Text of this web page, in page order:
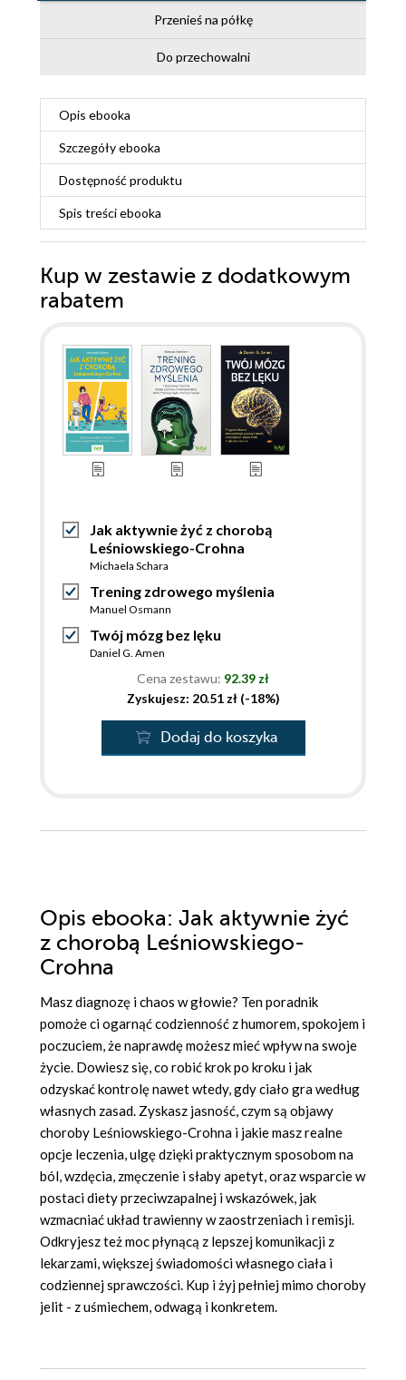
Przenieś na półkę
Do przechowalni
Opis ebooka
Szczegółyebooka
Dostępność produktu
Spis treściebooka
Kup w zestawie z dodatkowym
rabatem
Jak aktywnie żyć z chorobą
Leśniowskiego-Crohna
Michaela Schara
Trening zdrowego myślenia
Manuel Osmann
Twój mózg bez lęku
Daniel G. Amen
Cena zestawu: 92.39 zł
Zyskujesz: 20.51 zł (-18%)
Dodaj do koszyka
Opis ebooka: Jak aktywnie żyć
z chorobą Leśniowskiego-
Crohna
Masz diagnozę i chaos w głowie? Ten poradnik
pomoże ci ogarnąć codzienność z humorem, spokojem i
poczuciem, że naprawdę możesz mieć wpływ na swoje
życie. Dowiesz się, co robić krok po kroku i jak
odzyskać kontrolę nawet wtedy, gdy ciało gra według
własnych zasad. Zyskasz jasność, czym są objawy
choroby Leśniowskiego-Crohna i jakie masz realne
opcje leczenia, ulgę dzięki praktycznym sposobom na
ból, wzdęcia, zmęczenie i słaby apetyt, oraz wsparcie w
postaci diety przeciwzapalnej i wskazówek, jak
wzmacniać układ trawienny w zaostrzeniach i remisji.
Odkryjesz też moc płynącą z lepszej komunikacji z
lekarzami, większej świadomości własnego ciała i
codziennej sprawczości. Kup i żyj pełniej mimo choroby
jelit - z uśmiechem, odwagą i konkretem.